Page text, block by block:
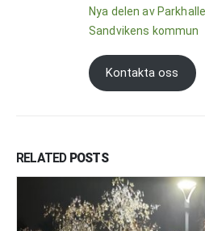
Nya delen av
Sandvikens kommun
Kontakta oss
RELATED POSTS